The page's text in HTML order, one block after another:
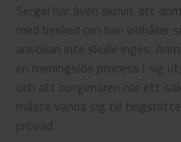
Sergel har även skrivit att
med besked om han
ansökan inte skulle inges.
en meningslös process i sig
och att borgenären när ett
måste vända sig till
prövad.